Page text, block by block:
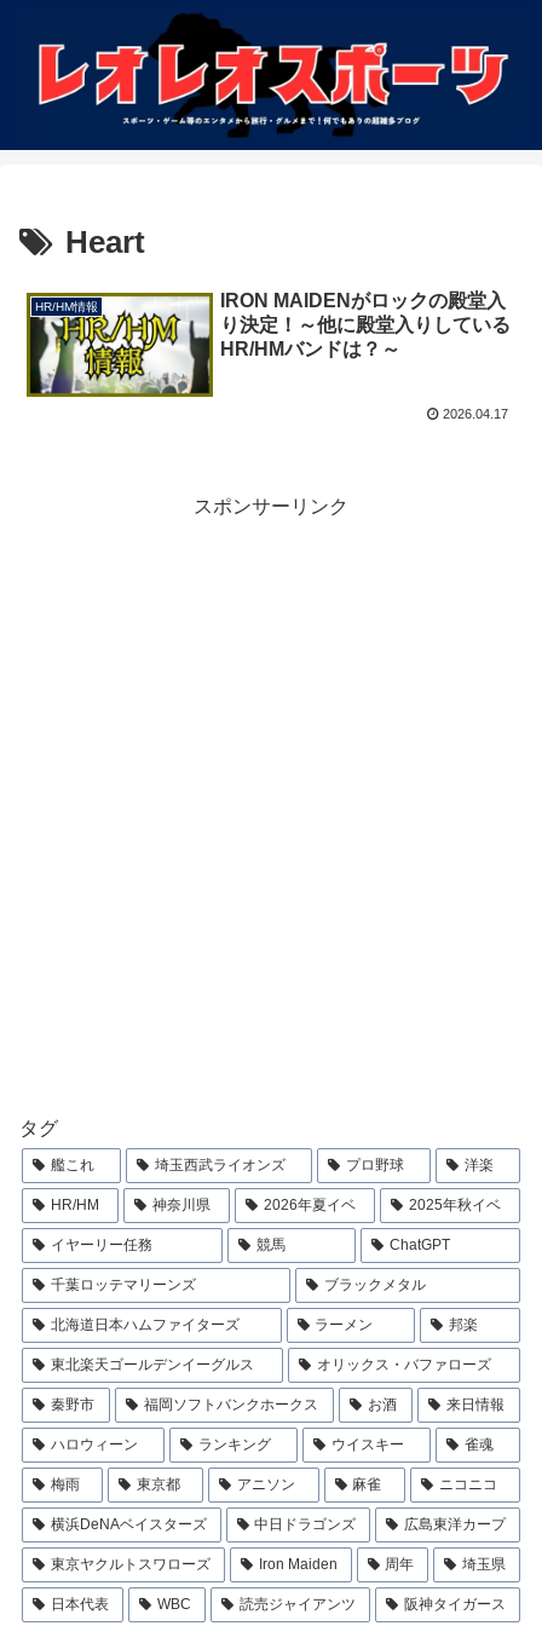
Heart
HR/HM情報
IRON MAIDENがロックの殿堂入
り決定！～他に殿堂入りしている
HR/HMバンドは？～
2026.04.17
スポンサーリンク
タグ
艦これ 埼玉西武ライオンズ プロ野球 洋楽
HR/HM 神奈川県 2026年夏イベ 2025年秋イベ
イヤーリー任務 競馬 ChatGPT
千葉ロッテマリーンズ ブラックメタル
北海道日本ハムファイターズ ラーメン 邦楽
東北楽天ゴールデンイーグルス オリックス・バファローズ
秦野市 福岡ソフトバンクホークス お酒 来日情報
ハロウィーン ランキング ウイスキー 雀魂
梅雨 東京都 アニソン 麻雀 ニコニコ
横浜DeNAベイスターズ 中日ドラゴンズ 広島東洋カープ
東京ヤクルトスワローズ Iron Maiden 周年 埼玉県
日本代表 WBC 読売ジャイアンツ 阪神タイガース